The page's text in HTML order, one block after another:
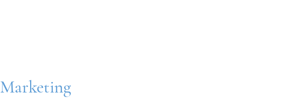
Marketing